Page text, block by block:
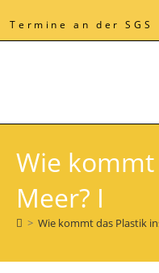
springen
Termine an der SGS
Wie
Meer? I
> Wie kommt das Plastik